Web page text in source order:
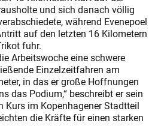
und sich danach völlig
während Evenepoel
auf den letzten 16 Kilometern
fuhr.
Arbeitswoche eine schwere
Einzelzeitfahren am
in das er große Hoffnungen
das Podium,“ beschreibt er sein
Kurs im Kopenhagener Stadtteil
die Kräfte für einen starken